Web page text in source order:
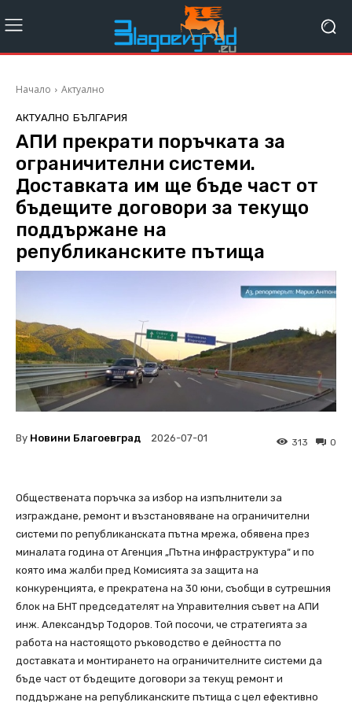
Начало Актуално
АКТУАЛНО БЪЛГАРИЯ
АПИ прекрати поръчката за
ограничителни системи.
Доставката им ще бъде част от
бъдещите договори за текущо
поддържане на
републиканските пътища
By Новини Благоевград 2026-07-01 0
313
Обществената поръчка за избор на изпълнители за
изграждане, ремонт и възстановяване на ограничителни
системи по републиканската пътна мрежа, обявена през
миналата година от Агенция „Пътна инфраструктура“ и по
която има жалби пред Комисията за защита на
конкуренцията, е прекратена на 30 юни, съобщи в сутрешния
блок на БНТ председателят на Управителния съвет на АПИ
инж. Александър Тодоров. Той посочи, че стратегията за
работа на настоящото ръководство е дейността по
доставката и монтирането на ограничителните системи да
бъде част от бъдещите договори за текущ ремонт и
поддържане на републиканските пътища с цел ефективно